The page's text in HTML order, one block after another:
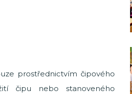
prostřednictvím čipového
čipu nebo stanoveného